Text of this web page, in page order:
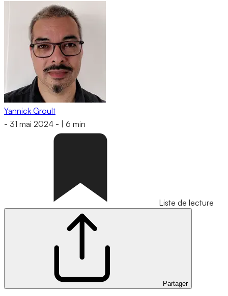
Yannick Groult
- 31 mai 2024 - 6 min
Liste de lecture
Partager